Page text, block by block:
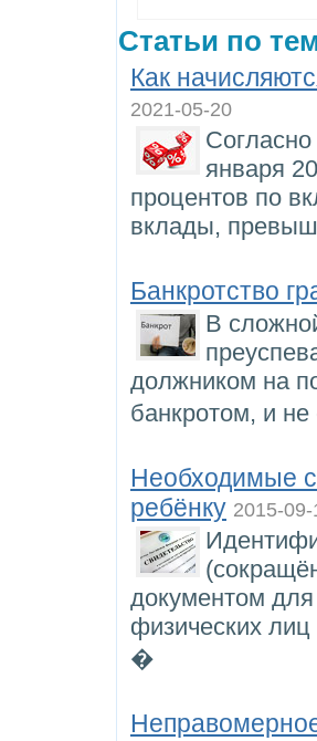
Статьи по
Как
2021-05-20
января
процентов по
вклады,
Банкротство
В
должником на
банкротом, и
Необходимые
ребёнку 2015-09-
документом
физических
�